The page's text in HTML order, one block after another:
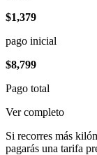
$1,379
pago inicial
$8,799
Pago total
Ver completo
Si recorres más
pagarás una tarifa